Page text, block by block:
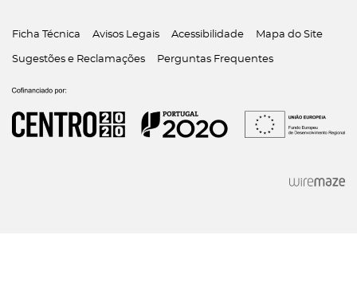
Ficha Técnica Avisos Legais Acessibilidade Mapa do Site
Sugestões e Reclamações Perguntas Frequentes